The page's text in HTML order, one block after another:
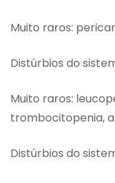
Muito raros:
Distúrbios do
Muito raros:
trombocitopenia,
Distúrbios do